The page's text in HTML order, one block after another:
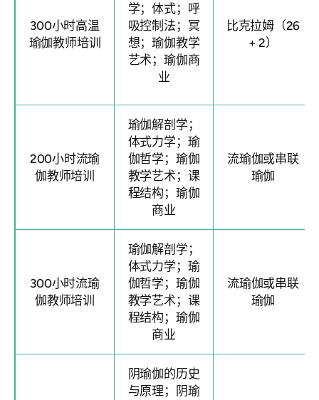
300小时高温
瑜伽教师培训
学；体式；呼
吸控制法；冥
想；瑜伽教学
艺术；瑜伽商
业
比克拉姆（26
+ 2）
200小时流瑜
伽教师培训
瑜伽解剖学；
体式力学；瑜
伽哲学；瑜伽
教学艺术；课
程结构；瑜伽
商业
流瑜伽或串联
瑜伽
300小时流瑜
伽教师培训
瑜伽解剖学；
体式力学；瑜
伽哲学；瑜伽
教学艺术；课
程结构；瑜伽
商业
流瑜伽或串联
瑜伽
阴瑜伽的历史
与原理；阴瑜